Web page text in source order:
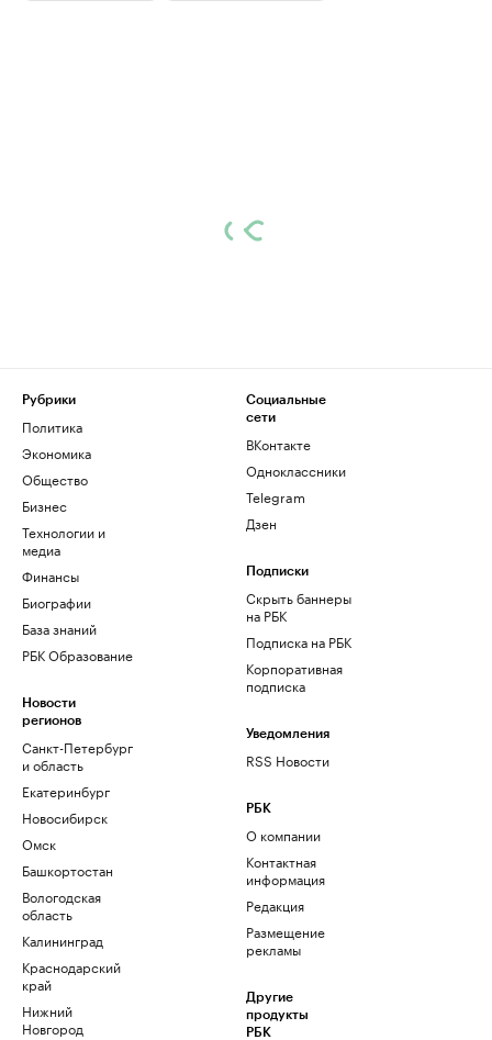
Рубрики
Политика
Экономика
Общество
Бизнес
Технологии и
медиа
Финансы
Биографии
База знаний
РБК Образование
Новости
регионов
Санкт-Петербург
и область
Екатеринбург
Новосибирск
Омск
Башкортостан
Вологодская
область
Калининград
Краснодарский
край
Нижний
Новгород
Социальные
сети
ВКонтакте
Одноклассники
Telegram
Дзен
Подписки
Скрыть баннеры
на РБК
Подписка на РБК
Корпоративная
подписка
Уведомления
RSS Новости
РБК
О компании
Контактная
информация
Редакция
Размещение
рекламы
Другие
продукты
РБК